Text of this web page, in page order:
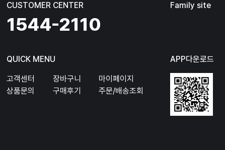
온라인에서 구매한 상품 오프라인에서 반품이 가능한
CUSTOMER CENTER
1544-2110
Family site
QUICK MENU
고객센터 장바구니
마이페이지
상품문의
구매후기 주문/배송조회
APP다운로드